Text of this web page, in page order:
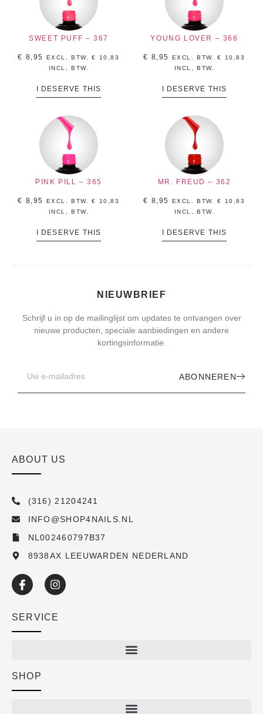
SWEET PUFF – 367
€ 8,95 EXCL. BTW.€
10,83
INCL, BTW.
I DESERVE THIS
YOUNG LOVER – 366
€ 8,95 EXCL. BTW.€
10,83
INCL, BTW.
I DESERVE THIS
PINK PILL – 365
€ 8,95 EXCL. BTW.€
10,83
INCL, BTW.
I DESERVE THIS
MR. FREUD – 362
€ 8,95 EXCL. BTW.€
10,83
INCL, BTW.
I DESERVE THIS
NIEUWBRIEF
Schrijf u in op de mailinglijst om updates te ontvangen over
nieuwe producten, speciale aanbiedingen en andere
kortingsinformatie.
ABONNEREN
ABOUT US
(316) 21204241
INFO@SHOP4NAILS.NL
NL002460797B37
8938AX LEEUWARDEN NEDERLAND
SERVICE
SHOP